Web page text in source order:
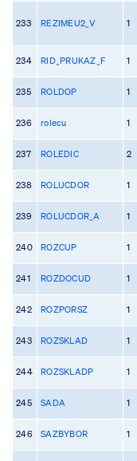
233 REZIMEU2_V 1
234 RID_PRUKAZ_F 1
235 ROLDOP 1
236 rolecu 1
237 ROLEDIC 2
238 ROLUCDOR 1
239 ROLUCDOR_A 1
240 ROZCUP 1
241 ROZDOCUD 1
242 ROZPORSZ 1
243 ROZSKLAD 1
244 ROZSKLADP 1
245 SADA 1
246 SAZBYBOR 1